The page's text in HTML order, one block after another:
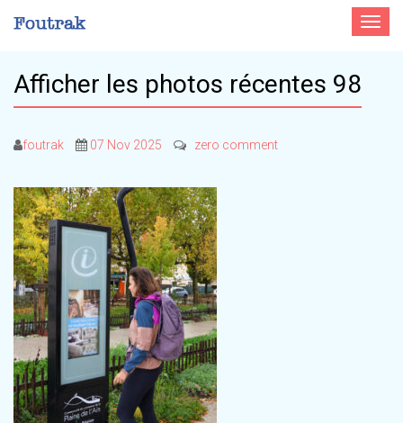
Toggle
Afficher les photos récentes 98
foutrak 07 Nov 2025 zero comment